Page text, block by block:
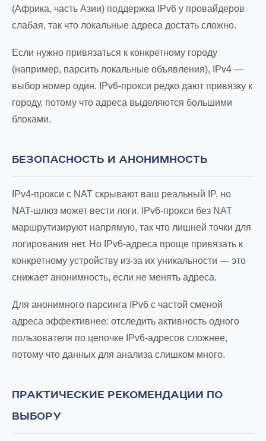
(Африка, часть Азии) поддержка IPv6 у провайдеров
слабая, так что локальные адреса достать сложно.
Если нужно привязаться к конкретному городу
(например, парсить локальные объявления), IPv4 —
выбор номер один. IPv6-прокси редко дают привязку к
городу, потому что адреса выделяются большими
блоками.
БЕЗОПАСНОСТЬ И АНОНИМНОСТЬ
IPv4-прокси с NAT скрывают ваш реальный IP, но
NAT-шлюз может вести логи. IPv6-прокси без NAT
маршрутизируют напрямую, так что лишней точки для
логирования нет. Но IPv6-адреса проще привязать к
конкретному устройству из-за их уникальности — это
снижает анонимность, если не менять адреса.
Для анонимного парсинга IPv6 с частой сменой
адреса эффективнее: отследить активность одного
пользователя по цепочке IPv6-адресов сложнее,
потому что данных для анализа слишком много.
ПРАКТИЧЕСКИЕ РЕКОМЕНДАЦИИ ПО
ВЫБОРУ